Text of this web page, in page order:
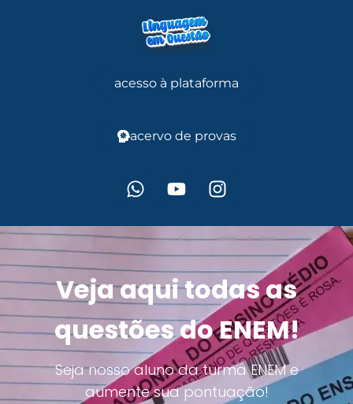
acesso à plataforma
acervo de provas
Veja aqui todas as
questões do ENEM!
Seja nosso aluno da turma ENEM e
aumente sua pontuação!